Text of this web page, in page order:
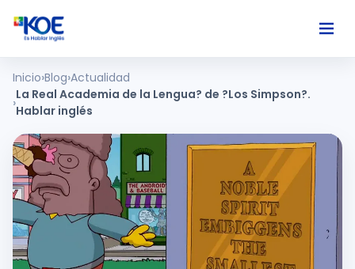
Ingles
Paises
Nosotros
Usuarios
Inicio Blog Actualidad
La Real Academia de la Lengua? de ?Los Simpson?.
Hablar inglés